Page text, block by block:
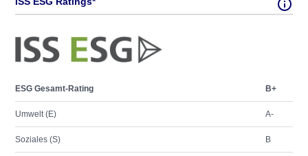
ESG Gesamt-Rating B+
Umwelt (E) A-
Soziales (S) B